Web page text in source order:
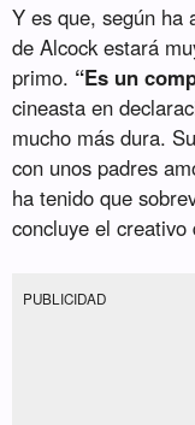
Y es que, según ha
de Alcock estará
primo. “Es un
cineasta en
mucho más dura.
con unos padres
ha tenido que
concluye el creativo
PUBLICIDAD